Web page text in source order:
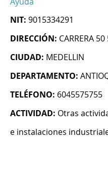
NIT: 9015334291
DIRECCIÓN: CARRERA
CIUDAD: MEDELLIN
DEPARTAMENTO:
TELÉFONO: 6045575755
ACTIVIDAD: Otras
e instalaciones